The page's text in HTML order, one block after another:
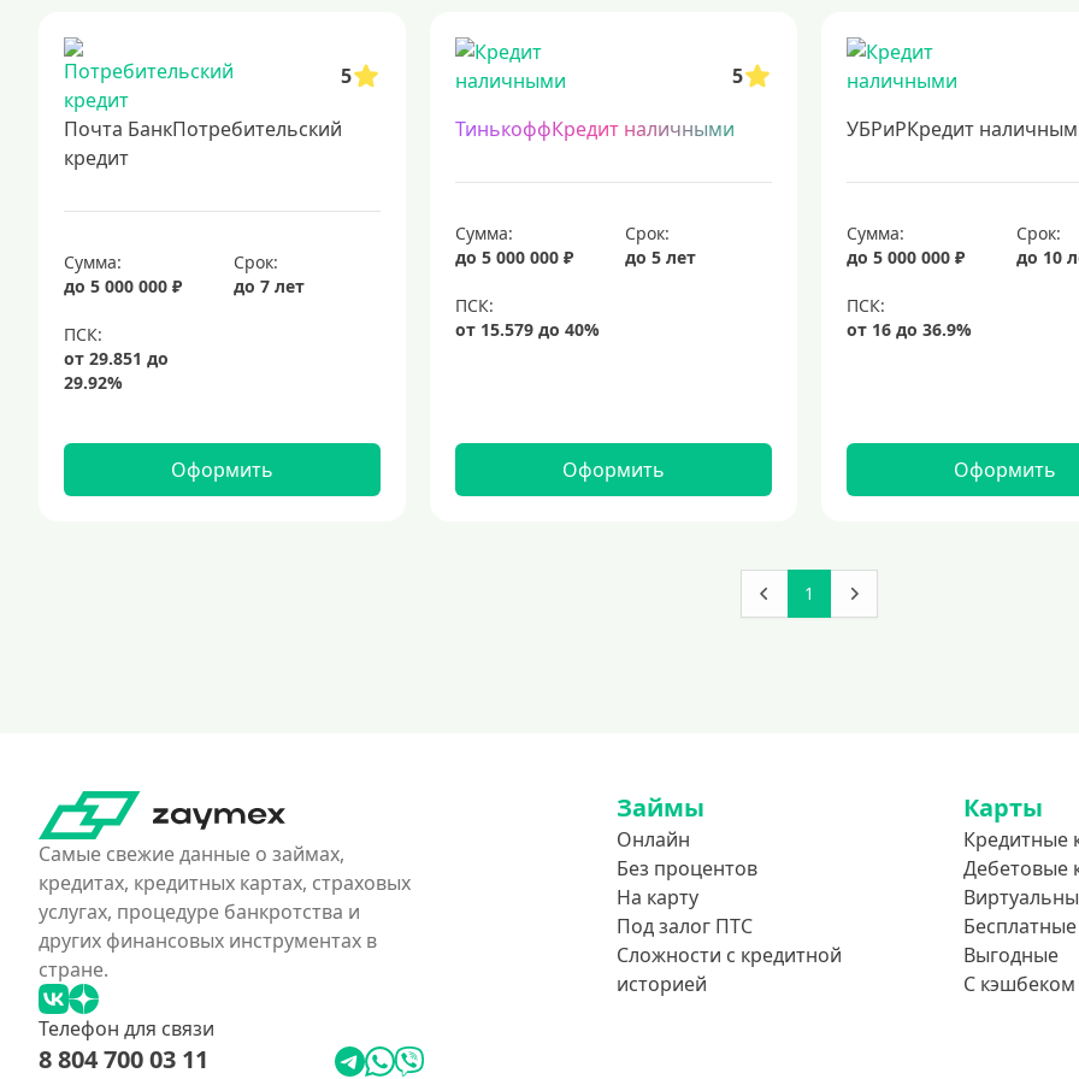
5
Почта БанкПотребительский
кредит
Сумма:
до 5 000 000 ₽
Срок:
до 7 лет
Оформить
5
ТинькоффКредит наличными
Сумма:
до 5 000 000 ₽
Срок:
до 5 лет
Оформить
УБРиРКредит
Сумма:
до 5 000 000 ₽
Срок:
до 10
Оформить
1
Самые свежие данные о займах,
кредитах, кредитных картах, страховых
услугах, процедуре банкротства и
других финансовых инструментах в
стране.
Телефон для связи
8 804 700 03 11
Займы
Онлайн
Без процентов
На карту
Под залог ПТС
Сложности с кредитной
историей
Карты
Кредитные
Дебетовые
Бесплатные
Выгодные
С кэшбеком